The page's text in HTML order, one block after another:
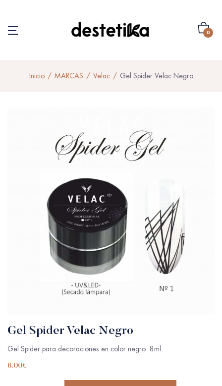
0
Inicio MARCAS Velac Gel Spider Velac Negro
Gel Spider Velac Negro
Gel Spider para decoraciones en color negro. 8ml.
6.00€